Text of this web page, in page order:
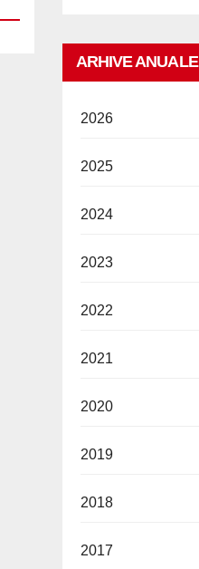
ARHIVE ANUALE
2026
2025
2024
2023
2022
2021
2020
2019
2018
2017